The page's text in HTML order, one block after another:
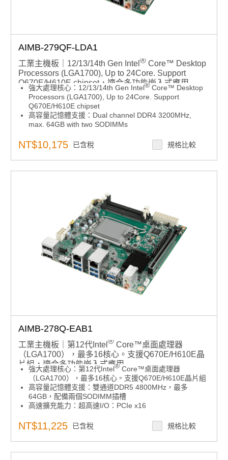
AIMB-279QF-LDA1
工業主機板｜12/13/14th Gen Intel® Core™ Desktop
Processors (LGA1700), Up to 24Core. Support
Q670E/H610E chipset，適合多功能嵌入式應用
強大處理核心：12/13/14th Gen Intel® Core™ Desktop
Processors (LGA1700), Up to 24Core. Support
Q670E/H610E chipset
高容量記憶體支援：Dual channel DDR4 3200MHz,
max. 64GB with two SODIMMs
(16GT/s), USB3.2 Gen2 (10Gbps), 2.5GbE
靈活顯示輸出：Quad independent 4K displays with 2
DP1.4, 1 HDMI, and 1 LVDS
高速擴充能力：Rich expansion: M.2 M key for NVMe
軟體整合架構：Windows 10 LTSC & Ubuntu 22.04 LTS;
SUSI API and WISE-DeviceOn
產品諮詢服務：規格諮詢 / 案場規劃 / 交期確認
NT$10,175 已含稅 規格比較
AIMB-278Q-EAB1
工業主機板｜第12代Intel® Core™桌面處理器
（LGA1700），最多16核心。支援Q670E/H610E晶
片組，適合多功能嵌入式應用
強大處理核心：第12代Intel® Core™桌面處理器
（LGA1700），最多16核心。支援Q670E/H610E晶片組
高容量記憶體支援：雙通道DDR5 4800MHz，最多
64GB，配備兩個SODIMM插槽
高速擴充能力：超高速I/O：PCIe x16
靈活顯示輸出：四個獨立4K顯示器，搭載2個DP1.4、1個
HDMI和1個eDP
高速擴充能力：豐富的擴充性：M.2 M鍵插槽支援NVMe
SSD，M.2 E鍵插槽支援無線網路，3個SATA（RAID
NT$11,225 已含稅 規格比較